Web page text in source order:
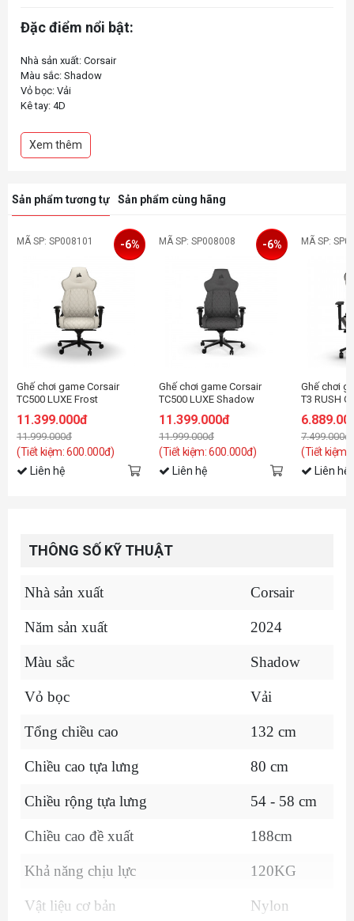
Đặc điểm nổi bật:
Nhà sản xuất: Corsair
Màu sắc: Shadow
Vỏ bọc: Vải
Kê tay: 4D
Chiều cao tựa lưng: 80cm
Chiều rộng tựa lưng: 54-58 cm
Xem thêm
Sản phẩm tương tự Sản phẩm cùng hãng
MÃ SP: SP008101
Ghế chơi game Corsair
TC500 LUXE Frost
11.399.000đ
11.999.000đ
(Tiết kiệm: 600.000đ)
-6%
Liên hệ
MÃ SP: SP008008
Ghế chơi game Corsair
TC500 LUXE Shadow
11.399.000đ
11.999.000đ
(Tiết kiệm: 600.000đ)
-6%
Liên hệ
MÃ SP:
Ghế chơi
T3 RUSH
7.499.000đ
(Tiết kiệm:
Liên hệ
THÔNG SỐ KỸ THUẬT
Nhà sản xuất Corsair
Năm sản xuất 2024
Màu sắc Shadow
Vỏ bọc Vải
Tổng chiều cao 132 cm
Chiều cao tựa lưng 80 cm
Chiều rộng tựa lưng 54 - 58 cm
Chiều cao đề xuất 188cm
Khả năng chịu lực 120KG
Vật liệu cơ bản Nylon